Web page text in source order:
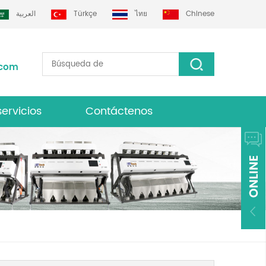
العربية Türkçe ไทย Chinese
Contáctenos